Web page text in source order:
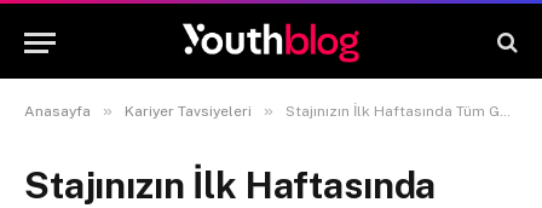
Anasayfa » Kariyer Tavsiyeleri » Stajınızın İlk Haftasında Tüm Gözleri Üzerinize Çevirecek 5 Yöntem
Stajınızın İlk Haftasında